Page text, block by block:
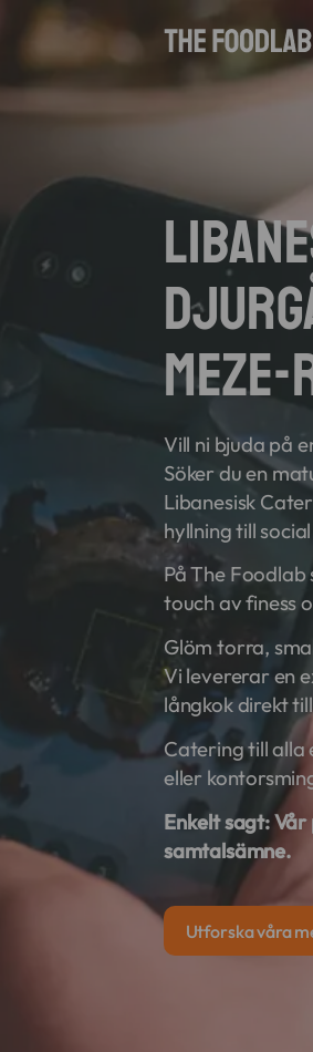
Vill ni bjuda på
Söker du en
Libanesisk
hyllning till
På The
touch av finess
Glöm torra,
Vi levererar en
långkok direkt
Catering till alla
eller
Enkelt sagt:Vår
samtalsämne.
Utforska våra